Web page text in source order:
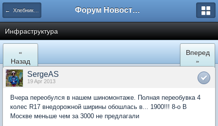
← Хлебниково Форум Новостройки
Инфраструктура
«
Назад
Вперед
»
SergeAS
19 Apr 2013
Вчера переобулся в нашем шиномонтаже. Полная переобувка 4
колес R17 внедорожной ширины обошлась в... 1900!!! 8-о В
Москве меньше чем за 3000 не предлагали